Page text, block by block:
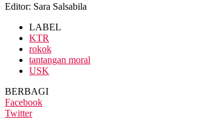
Editor: Sara Salsabila
LABEL
KTR
rokok
tantangan moral
USK
BERBAGI
Facebook
Twitter